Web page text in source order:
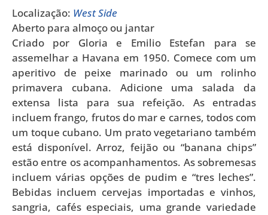
Localização: West Side
Aberto para almoço ou jantar
Criado por Gloria e Emilio Estefan para se
assemelhar a Havana em 1950. Comece com um
aperitivo de peixe marinado ou um rolinho
primavera cubana. Adicione uma salada da
extensa lista para sua refeição. As entradas
incluem frango, frutos do mar e carnes, todos com
um toque cubano. Um prato vegetariano também
está disponível. Arroz, feijão ou “banana chips”
estão entre os acompanhamentos. As sobremesas
incluem várias opções de pudim e “tres leches”.
Bebidas incluem cervejas importadas e vinhos,
sangria, cafés especiais, uma grande variedade